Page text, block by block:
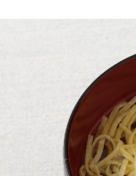
酢
お酢ドリン
新商品一覧
キャンペーン情報
ブランド・スペシ